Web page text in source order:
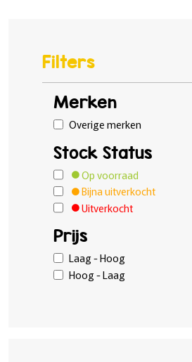
Filters
Merken
Overige merken
Stock Status
Op voorraad
Bijna uitverkocht
Uitverkocht
Prijs
Laag - Hoog
Hoog - Laag